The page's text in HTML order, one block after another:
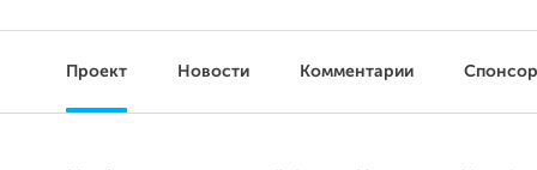
Проект Новости Комментарии